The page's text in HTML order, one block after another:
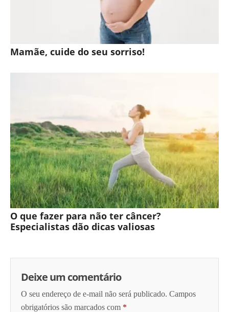
Mamãe, cuide do seu sorriso!
O que fazer para não ter câncer?
Especialistas dão dicas valiosas
Deixe um comentário
O seu endereço de e-mail não será publicado. Campos
obrigatórios são marcados com *